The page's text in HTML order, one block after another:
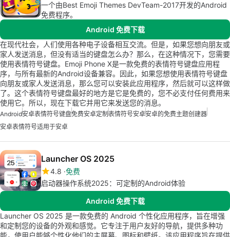
一个由Best Emoji Themes DevTeam-2017开发的Android
免费程序。
Android 免费下载
在现代社会，人们使用各种电子设备相互交流。但是，如果您想向朋友或
家人发送消息，但没有适当的键盘怎么办？那么，在这种情况下，您需要
使用表情符号键盘。Emoji Phone X是一款免费的表情符号键盘应用程
序，与所有最新的Android设备兼容。因此，如果您想使用表情符号键盘
向朋友或家人发送消息，那么您可以安装此应用程序，然后就可以这样做
了。这个表情符号键盘最好的地方是它是免费的，您不必支付任何费用来
使用它。所以，现在下载它并用它来发送您的消息。
Android安卓表情符号键盘免费安卓定制 表情符号安卓安卓的免费主题创建器
安卓表情符号适用于安卓
Launcher OS 2025
4.8 免费
启动器操作系统2025：可定制的Android体验
Android 免费下载
Launcher OS 2025 是一款免费的 Android 个性化应用程序，旨在增强
和定制您的设备的外观和感觉。它专注于用户友好的导航，提供多种功
能，使用户能够个性化他们的主屏幕、图标和壁纸。该应用程序旨在提供